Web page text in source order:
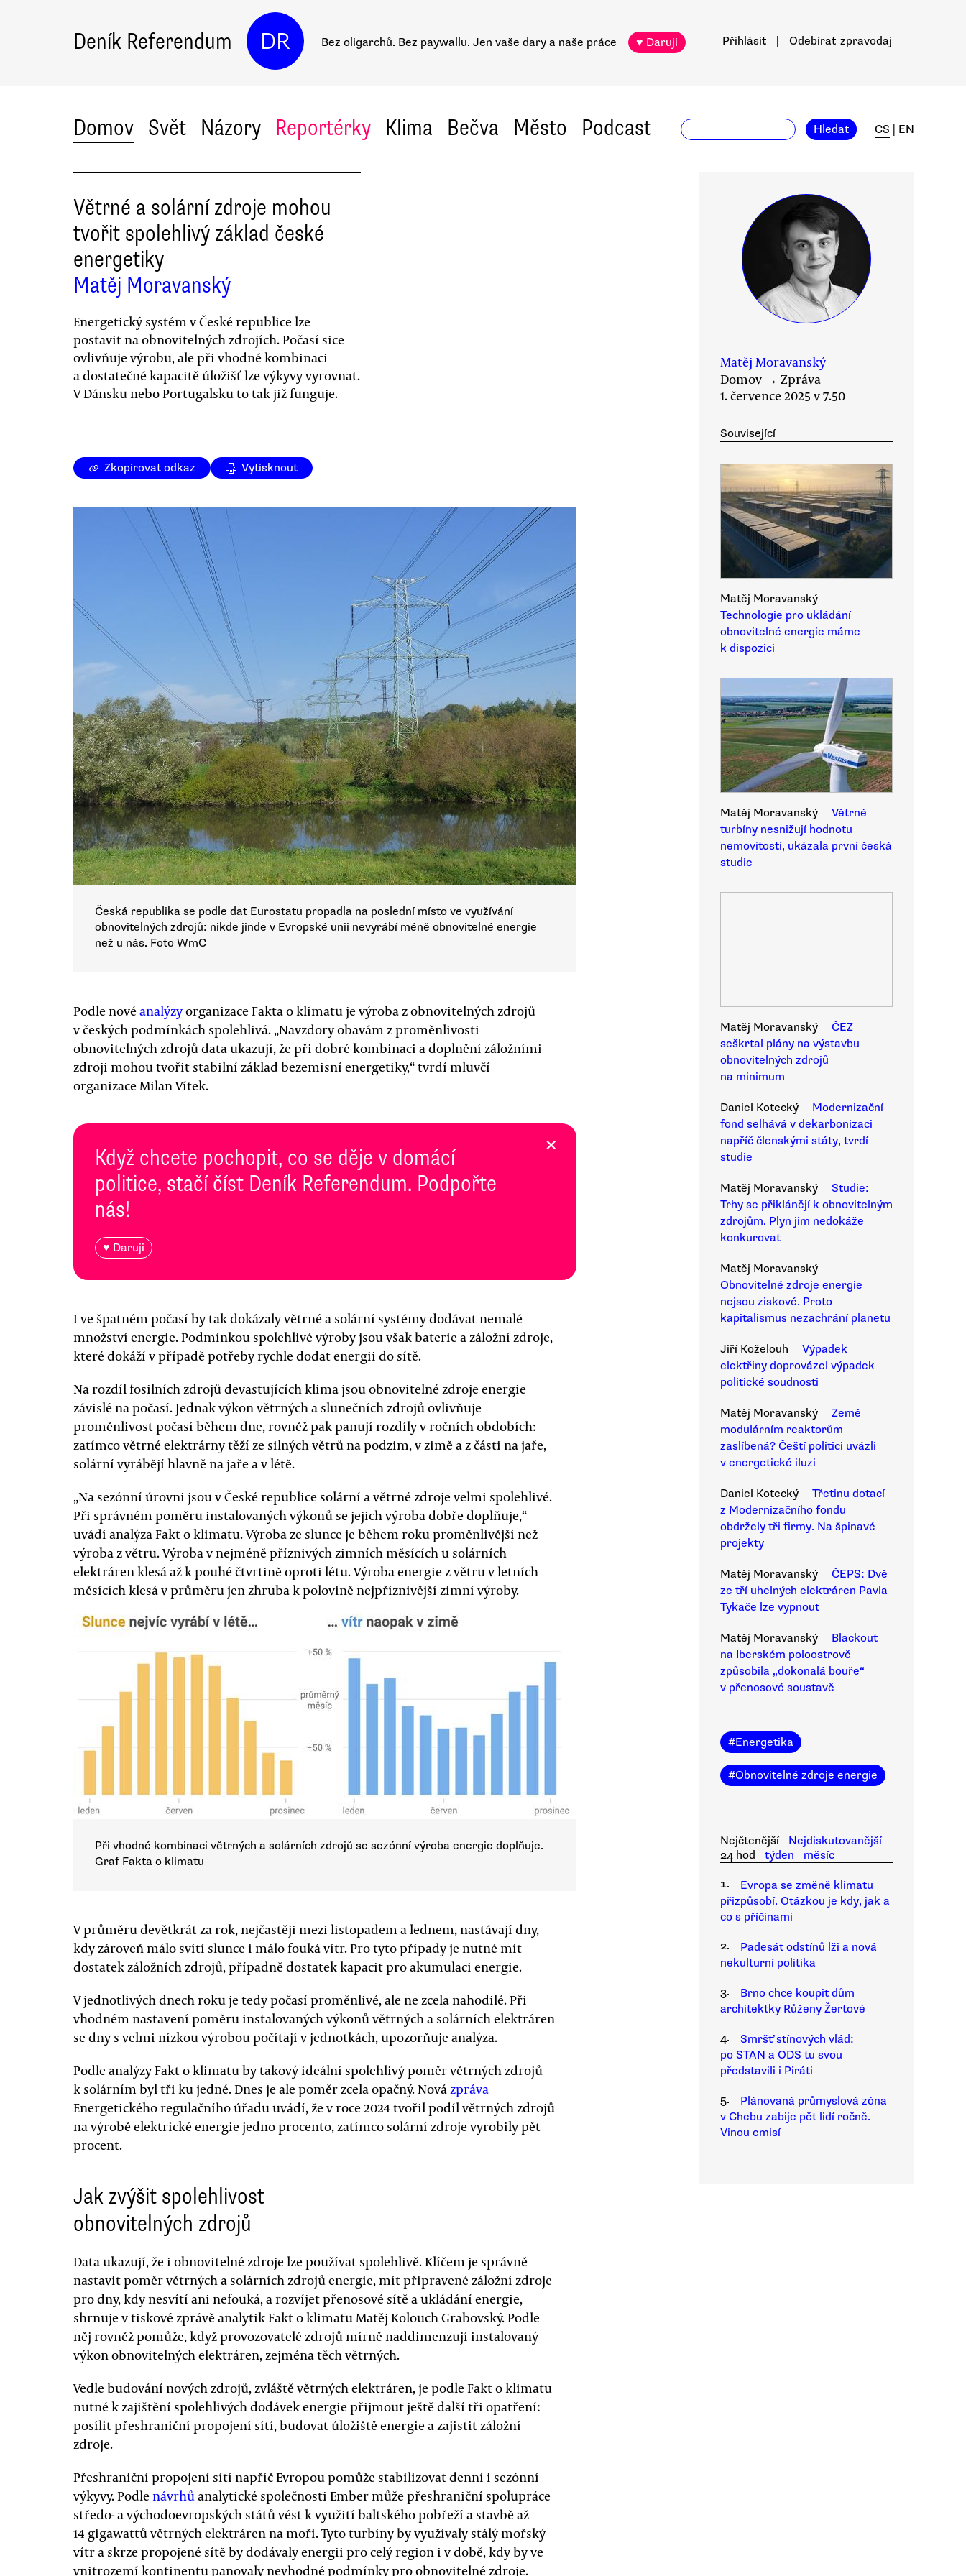
Deník Referendum DR Bez oligarchů. Bez paywallu. Jen vaše dary a naše práce ♥ Daruji Přihlásit Odebírat zpravodaj
Domov Svět Názory Reportérky Klima Bečva Město Podcast Hledat CS EN
Větrné a solární zdroje mohou
tvořit spolehlivý základ české
energetiky
Matěj Moravanský
Energetický systém v České republice lze
postavit na obnovitelných zdrojích. Počasí sice
ovlivňuje výrobu, ale při vhodné kombinaci
a dostatečné kapacitě úložišť lze výkyvy vyrovnat.
V Dánsku nebo Portugalsku to tak již funguje.
Zkopírovat odkaz Vytisknout
Česká republika se podle dat Eurostatu propadla na poslední místo ve využívání
obnovitelných zdrojů: nikde jinde v Evropské unii nevyrábí méně obnovitelné energie
než u nás. Foto WmC
Podle novéanalýzyorganizace Fakta o klimatu je výroba z obnovitelných zdrojů
v českých podmínkách spolehlivá. „Navzdory obavám z proměnlivosti
obnovitelných zdrojů data ukazují, že při dobré kombinaci a doplnění záložními
zdroji mohou tvořit stabilní základ bezemisní energetiky,“ tvrdí mluvčí
organizace Milan Vítek.
Když chcete pochopit, co se děje v domácí
politice, stačí číst Deník Referendum. Podpořte
nás!
♥ Daruji
×
I ve špatném počasí by tak dokázaly větrné a solární systémy dodávat nemalé
množství energie. Podmínkou spolehlivé výroby jsou však baterie a záložní zdroje,
které dokáží v případě potřeby rychle dodat energii do sítě.
Na rozdíl fosilních zdrojů devastujících klima jsou obnovitelné zdroje energie
závislé na počasí. Jednak výkon větrných a slunečních zdrojů ovlivňuje
proměnlivost počasí během dne, rovněž pak panují rozdíly v ročních obdobích:
zatímco větrné elektrárny těží ze silných větrů na podzim, v zimě a z části na jaře,
solární vyrábějí hlavně na jaře a v létě.
„Na sezónní úrovni jsou v České republice solární a větrné zdroje velmi spolehlivé.
Při správném poměru instalovaných výkonů se jejich výroba dobře doplňuje,“
uvádí analýza Fakt o klimatu. Výroba ze slunce je během roku proměnlivější než
výroba z větru. Výroba v nejméně příznivých zimních měsících u solárních
elektráren klesá až k pouhé čtvrtině oproti létu. Výroba energie z větru v letních
měsících klesá v průměru jen zhruba k polovině nejpříznivější zimní výroby.
Při vhodné kombinaci větrných a solárních zdrojů se sezónní výroba energie doplňuje.
Graf Fakta o klimatu
V průměru devětkrát za rok, nejčastěji mezi listopadem a lednem, nastávají dny,
kdy zároveň málo svítí slunce i málo fouká vítr. Pro tyto případy je nutné mít
dostatek záložních zdrojů, případně dostatek kapacit pro akumulaci energie.
V jednotlivých dnech roku je tedy počasí proměnlivé, ale ne zcela nahodilé. Při
vhodném nastavení poměru instalovaných výkonů větrných a solárních elektráren
se dny s velmi nízkou výrobou počítají v jednotkách, upozorňuje analýza.
Podle analýzy Fakt o klimatu by takový ideální spolehlivý poměr větrných zdrojů
k solárním byl tři ku jedné. Dnes je ale poměr zcela opačný. Novázpráva
Energetického regulačního úřadu uvádí, že v roce 2024 tvořil podíl větrných zdrojů
na výrobě elektrické energie jedno procento, zatímco solární zdroje vyrobily pět
procent.
Jak zvýšit spolehlivost
obnovitelných zdrojů
Data ukazují, že i obnovitelné zdroje lze používat spolehlivě. Klíčem je správně
nastavit poměr větrných a solárních zdrojů energie, mít připravené záložní zdroje
pro dny, kdy nesvítí ani nefouká, a rozvíjet přenosové sítě a ukládání energie,
shrnuje v tiskové zprávě analytik Fakt o klimatu Matěj Kolouch Grabovský. Podle
něj rovněž pomůže, když provozovatelé zdrojů mírně naddimenzují instalovaný
výkon obnovitelných elektráren, zejména těch větrných.
Vedle budování nových zdrojů, zvláště větrných elektráren, je podle Fakt o klimatu
nutné k zajištění spolehlivých dodávek energie přijmout ještě další tři opatření:
posílit přeshraniční propojení sítí, budovat úložiště energie a zajistit záložní
zdroje.
Přeshraniční propojení sítí napříč Evropou pomůže stabilizovat denní i sezónní
výkyvy. Podlenávrhůanalytické společnosti Ember může přeshraniční spolupráce
středo- a východoevropských států vést k využití baltského pobřeží a stavbě až
14 gigawattů větrných elektráren na moři. Tyto turbíny by využívaly stálý mořský
vítr a skrze propojené sítě by dodávaly energii pro celý region i v době, kdy by ve
vnitrozemí kontinentu panovaly nevhodné podmínky pro obnovitelné zdroje.
Matěj Moravanský
Domov → Zpráva
1. července 2025 v 7.50
Související
Matěj Moravanský
Technologie pro ukládání
obnovitelné energie máme
k dispozici
Matěj Moravanský
Větrné
turbíny nesnižují hodnotu
nemovitostí, ukázala první česká
studie
Matěj Moravanský
ČEZ
seškrtal plány na výstavbu
obnovitelných zdrojů
na minimum
Daniel Kotecký
Modernizační
fond selhává v dekarbonizaci
napříč členskými státy, tvrdí
studie
Matěj Moravanský
Studie:
Trhy se přiklánějí k obnovitelným
zdrojům. Plyn jim nedokáže
konkurovat
Matěj Moravanský
Obnovitelné zdroje energie
nejsou ziskové. Proto
kapitalismus nezachrání planetu
Jiří Koželouh
Výpadek
elektřiny doprovázel výpadek
politické soudnosti
Matěj Moravanský
Země
modulárním reaktorům
zaslíbená? Čeští politici uvázli
v energetické iluzi
Daniel Kotecký
Třetinu dotací
z Modernizačního fondu
obdržely tři firmy. Na špinavé
projekty
Matěj Moravanský
ČEPS: Dvě
ze tří uhelných elektráren Pavla
Tykače lze vypnout
Matěj Moravanský
Blackout
na Iberském poloostrově
způsobila „dokonalá bouře“
v přenosové soustavě
#Energetika
#Obnovitelné zdroje energie
Nejčtenější
Nejdiskutovanější
24 hod
týden
měsíc
1.
Evropa se změně klimatu
přizpůsobí. Otázkou je kdy, jak a
co s příčinami
2.
Padesát odstínů lži a nová
nekulturní politika
3.
Brno chce koupit dům
architektky Růženy Žertové
4.
Smršť stínových vlád:
po STAN a ODS tu svou
představili i Piráti
5.
Plánovaná průmyslová zóna
v Chebu zabije pět lidí ročně.
Vinou emisí